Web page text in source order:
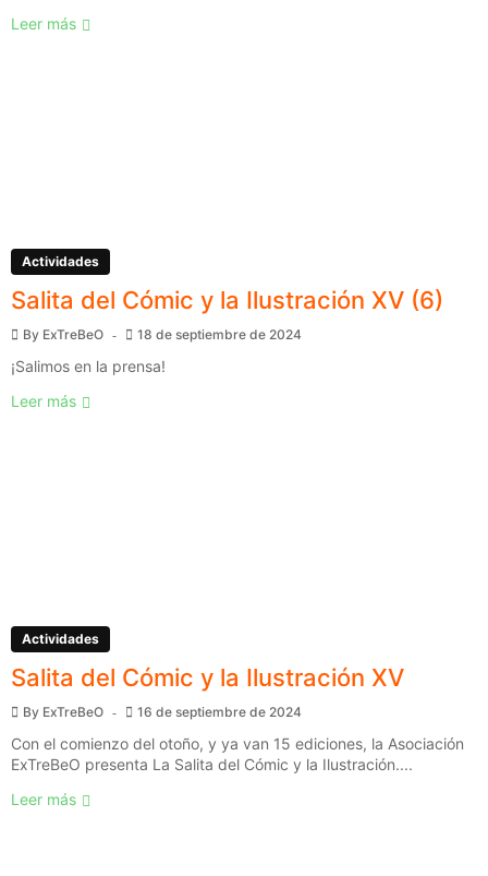
Leer más
Actividades
Salita del Cómic y la Ilustración XV (6)
By ExTreBeO 18 de septiembre de 2024
¡Salimos en la prensa!
Leer más
Actividades
Salita del Cómic y la Ilustración XV
By ExTreBeO 16 de septiembre de 2024
Con el comienzo del otoño, y ya van 15 ediciones, la Asociación
ExTreBeO presenta La Salita del Cómic y la Ilustración....
Leer más